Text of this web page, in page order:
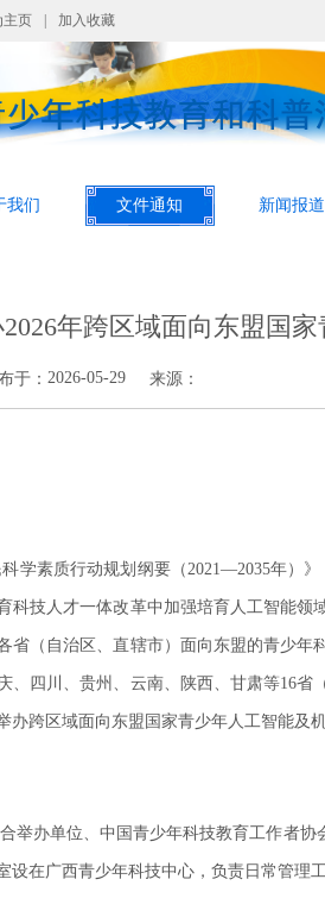
主页 加入收藏
我们 文件通知 新闻报道
年跨区域面向东盟国
于： 2026-05-29 来源：
素质行动规划纲要（2021—2035年）》
科技人才一体改革中加强培育人工智能
省（自治区、直辖市）面向东盟的青少
、四川、贵州、云南、陕西、甘肃等16
办跨区域面向东盟国家青少年人工智能及
办单位、中国青少年科技教育工作者协
设在广西青少年科技中心，负责日常管理